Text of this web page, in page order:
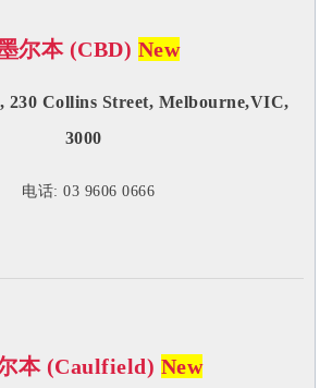
尔本 (CBD) New
230 Collins Street, Melbourne,VIC,
3000
电话: 03 9606 0666
本 (Caulfield) New